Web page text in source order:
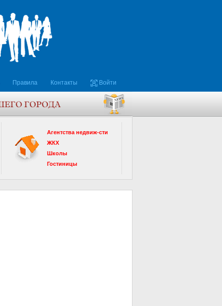
Правила Контакты Войти
Агентства недвиж-сти
ЖКХ
Школы
Гостиницы